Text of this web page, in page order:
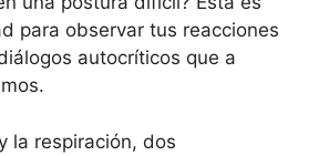
para observar tus reacciones
autocríticos que a
la respiración, dos